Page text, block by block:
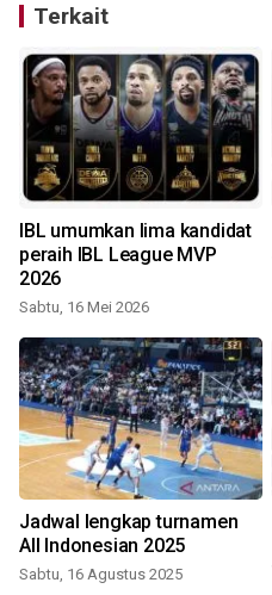
Terkait
IBL umumkan lima kandidat
peraih IBL League MVP
2026
Sabtu, 16 Mei 2026
Jadwal lengkap turnamen
All Indonesian 2025
Sabtu, 16 Agustus 2025